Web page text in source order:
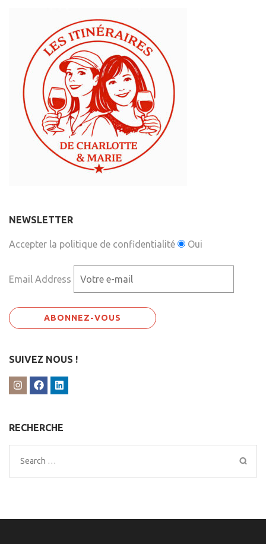
NEWSLETTER
Accepter la politique de confidentialité Oui
Email Address
SUIVEZ NOUS !
RECHERCHE
Search
for: